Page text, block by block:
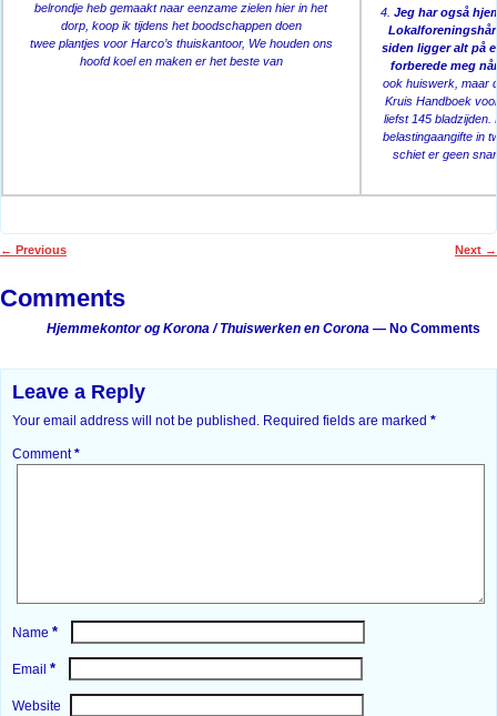
belrondje heb gemaakt naar eenzame zielen hier in het
dorp, koop ik tijdens het boodschappen doen
twee plantjes voor Harco’s thuiskantoor, We houden ons
hoofd koel en maken er het beste van
4. Jeg har også
siden ligger alt på
forberede meg
ook huiswerk, maar
Kruis Handboek
liefst 145 bladzijden.
belastingaangifte in
schiet er geen
← Previous Next →
Comments
Hjemmekontor og Korona / Thuiswerken en Corona — No Comments
Leave a Reply
Your email address will not be published. Required fields are marked *
Comment*
Name *
Email *
Website